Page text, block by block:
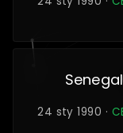
Senegal
24 sty 1990 ·